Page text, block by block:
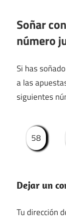
Soñar
número
Si has
a las
siguientes
58
Dejar un
Tu dirección